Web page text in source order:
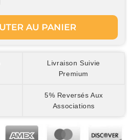
AU PANIER
Livraison Suivie
Premium
5% Reversés Aux
Associations